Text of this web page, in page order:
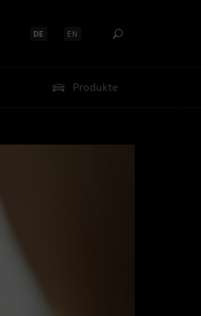
Sprache auswählen:
DE Sprache auswählen:
EN
Produkte